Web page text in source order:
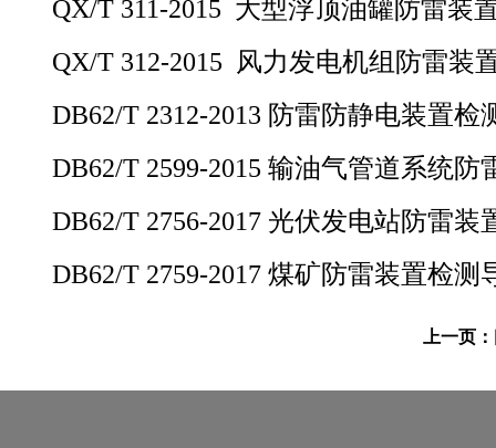
QX/T 311-2015 大型浮顶油罐防雷装
QX/T 312-2015 风力发电机组防雷装
DB62/T 2312-2013 防雷防静电装置检
DB62/T 2599-2015 输油气管道系统防
DB62/T 2756-2017 光伏发电站防雷装
DB62/T 2759-2017 煤矿防雷装置检测
上一页：